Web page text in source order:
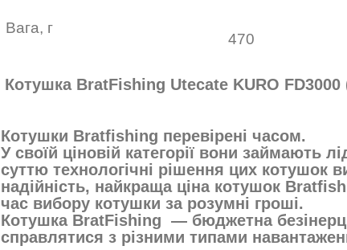
Вага, г
470
Котушка BratFishing Utecate KURO FD3000
Котушки Bratfishing перевірені часом.
У своїй ціновій категорії вони займають
суттю технологічні рішення цих котушок
надійність, найкраща ціна котушок
час вибору котушки за розумні гроші.
Котушка BratFishing — бюджетна
справлятися з різними типами